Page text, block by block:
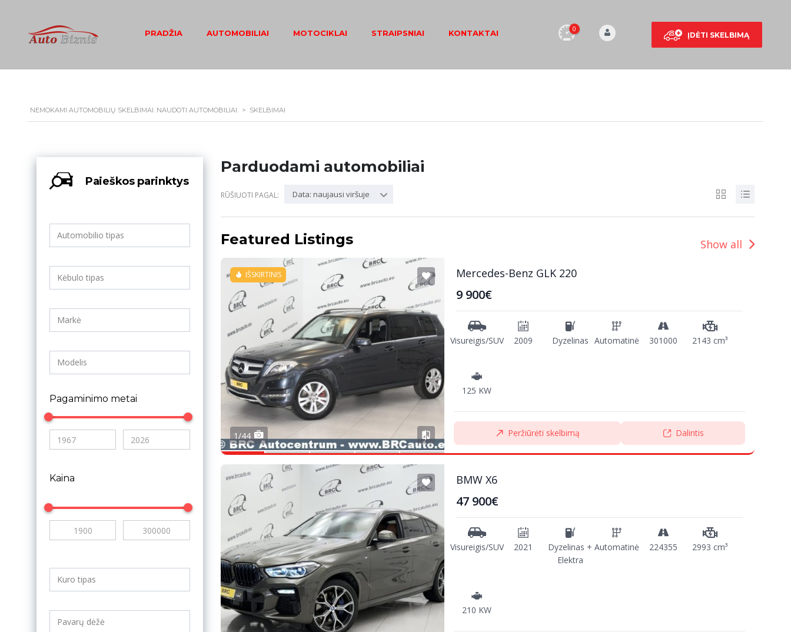
ĮDĖTI SKELBIMĄ
0
PRADŽIA AUTOMOBILIAI MOTOCIKLAI STRAIPSNIAI KONTAKTAI
NEMOKAMI AUTOMOBILIŲ SKELBIMAI. NAUDOTI AUTOMOBILIAI. > SKELBIMAI
Paieškos parinktys
Pagaminimo metai
Kaina
Parduodami automobiliai
RŪŠIUOTI PAGAL: Data: naujausi viršuje
Featured Listings Show all
IŠSKIRTINIS
1/44
Mercedes-Benz GLK 220
9 900€
Visureigis/SUV 2009 Dyzelinas Automatinė 301000 2143 cm³
125 KW
Peržiūrėti skelbimą Dalintis
BMW X6
47 900€
Visureigis/SUV 2021
Dyzelinas +
Elektra
Automatinė 224355 2993 cm³
210 KW